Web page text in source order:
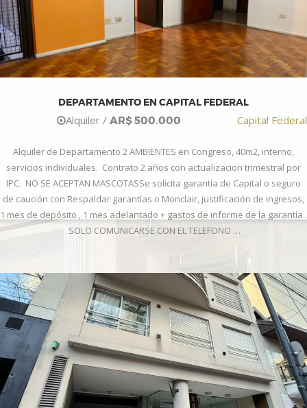
DEPARTAMENTO EN CAPITAL FEDERAL
Alquiler / AR$ 500.000 Capital Federal
Alquiler de Departamento 2 AMBIENTES en Congreso, 40m2, interno,
servicios individuales. Contrato 2 años con actualizacion trimestral por
IPC. NO SE ACEPTAN MASCOTASSe solicita garantía de Capital o seguro
de caución con Respaldar garantías o Monclair, justificación de ingresos,
1 mes de depósito , 1 mes adelantado + gastos de informe de la garantía .
SOLO COMUNICARSE CON EL TELEFONO …